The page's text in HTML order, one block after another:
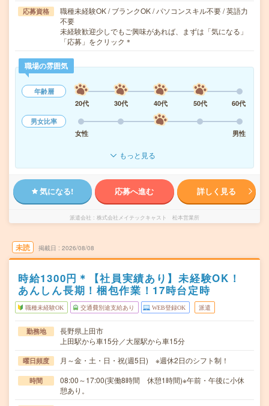
応募資格
職種未経験OK / ブランクOK / パソコンスキル不要 / 英語力
不要
未経験歓迎少しでもご興味があれば、まずは「気になる」
「応募」をクリック＊
職場の雰囲気
年齢層
20代
30代 40代 50代
60代
男女比率
女性
男性
もっと見る
気になる! 応募へ進む 詳しく見る
派遣会社 株式会社メイテックキャスト 松本営業所
未読 掲載日 2026/08/08
時給1300円＊【社員実績あり】未経験OK！
あんしん長期！梱包作業！17時台定時
職種未経験OK 交通費別途支給あり WEB登録OK 派遣
勤務地
長野県上田市
上田駅から車15分／大屋駅から車15分
曜日頻度 月～金・土・日・祝(週5日) ※週休2日のシフト制！
時間
08:00～17:00(実働8時間 休憩1時間)※午前・午後に小休
憩あり。